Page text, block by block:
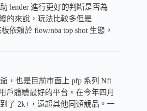
lender 進行更好的判斷是否為
的來說，玩法比較多但是
依賴於 flow/nba top shot 生態。
，也是目前市面上 pfp 系列 Nft
戶體驗最好的平台。在今年四月
了 2k+，遠超其他同類競品。一